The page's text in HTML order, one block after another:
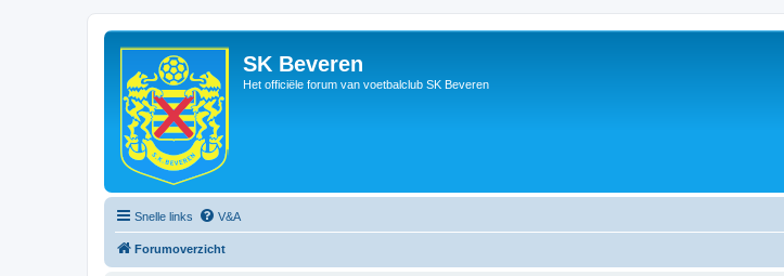
SK Beveren
Het officiële forum van voetbalclub SK Beveren
Snelle links V&A
Forumoverzicht